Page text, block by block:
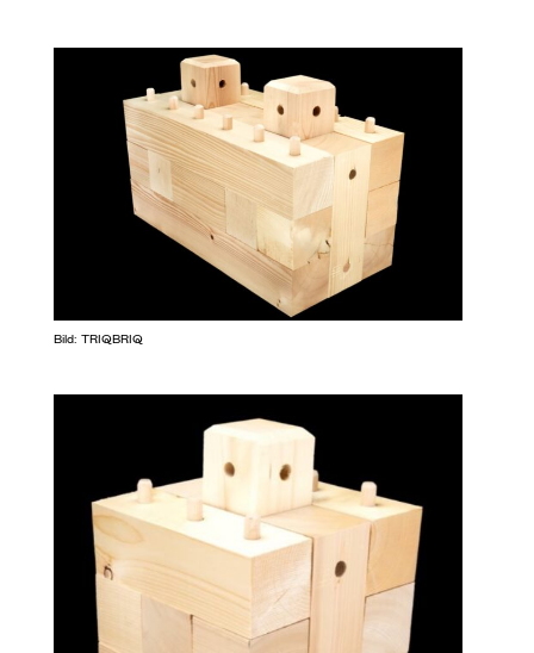
Bild: TRIQBRIQ